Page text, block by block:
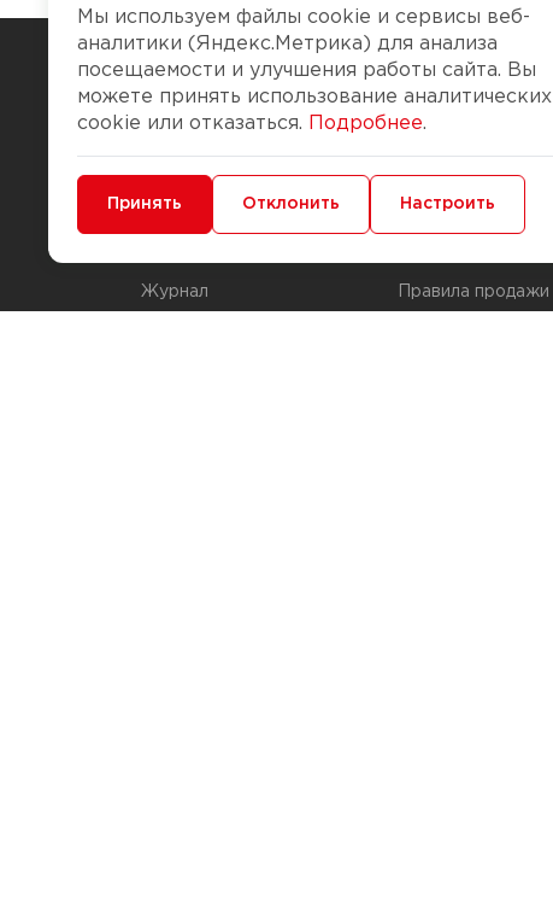
Чтобы вам легко работалось
Журнал
Доставка и оплата
Правила продажи
Мы используем файлы cookie и сервисы веб-
аналитики (Яндекс.Метрика) для анализа
посещаемости и улучшения работы сайта. Вы
можете принять использование аналитических
cookie или отказаться.
Подробнее.
Минимальные Функциональные/Аналитические
Принять Отклонить Настроить